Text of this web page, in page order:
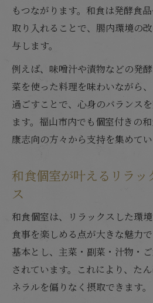
旬を取り入れた和食個室の
旬の味覚を満喫する和
ー
和食個室で味わう四季
さ
旬食材を大切にした和
ント
介
和食個室で叶える心も
タイム
健康志向を支える和
和食個室の落ち着きが
果
もつながります。和食は発酵食
取り入れることで、腸内環境の
与します。
例えば、味噌汁や漬物などの発
菜を使った料理を味わいながら
過ごすことで、心身のバランス
ます。福山市内でも個室付きの
康志向の方々から支持を集めてい
和食個室が叶えるリラッ
ス
和食個室は、リラックスした環
食事を楽しめる点が大きな魅力
基本とし、主菜・副菜・汁物・
されています。これにより、た
ネラルを偏りなく摂取できます。